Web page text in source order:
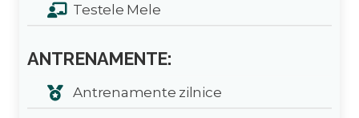
Testele Mele
ANTRENAMENTE:
Antrenamente zilnice